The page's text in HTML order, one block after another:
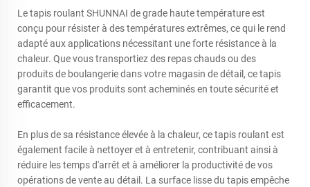
Le tapis roulant SHUNNAI de grade haute température est
conçu pour résister à des températures extrêmes, ce qui le rend
adapté aux applications nécessitant une forte résistance à la
chaleur. Que vous transportiez des repas chauds ou des
produits de boulangerie dans votre magasin de détail, ce tapis
garantit que vos produits sont acheminés en toute sécurité et
efficacement.
En plus de sa résistance élevée à la chaleur, ce tapis roulant est
également facile à nettoyer et à entretenir, contribuant ainsi à
réduire les temps d'arrêt et à améliorer la productivité de vos
opérations de vente au détail. La surface lisse du tapis empêche